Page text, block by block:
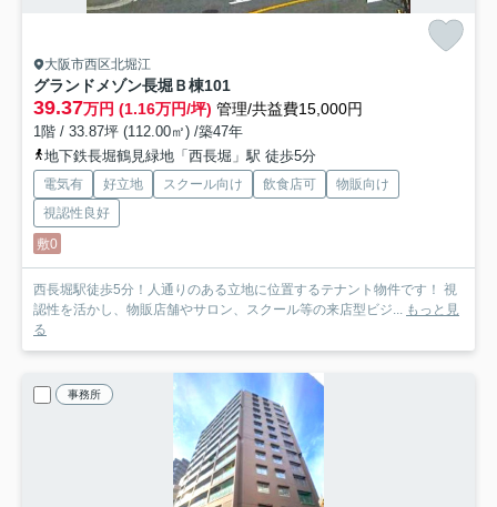
大阪市西区北堀江
グランドメゾン長堀Ｂ棟101
39.37万円 (1.16万円/坪) 管理/共益費15,000円
1階 / 33.87坪 (112.00㎡) /築47年
地下鉄長堀鶴見緑地「西長堀」駅 徒歩5分
電気有 好立地 スクール向け 飲食店可
物販向け
視認性良好
敷0
西長堀駅徒歩5分！人通りのある立地に位置するテナント物件です！ 視
認性を活かし、物販店舗やサロン、スクール等の来店型ビジ... もっと見
る
事務所